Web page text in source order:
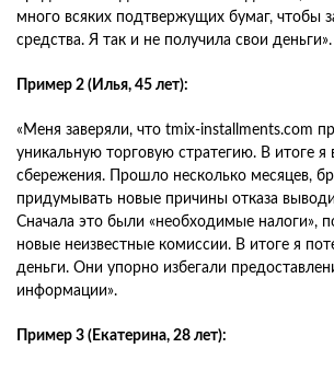
много всяких подтвержущих бумаг, чтобы
средства. Я так и не получила свои деньги».
Пример 2 (Илья, 45 лет):
«Меня заверяли, что tmix-installments.com
уникальную торговую стратегию. В итоге я
сбережения. Прошло несколько месяцев,
придумывать новые причины отказа
Сначала это были «необходимые налоги»,
новые неизвестные комиссии. В итоге я
деньги. Они упорно избегали
информации».
Пример 3 (Екатерина, 28 лет):